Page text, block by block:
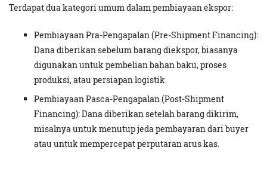
Terdapat dua kategori umum dalam pembiayaan ekspor:
Pembiayaan Pra-Pengapalan (Pre-Shipment Financing):
Dana diberikan sebelum barang diekspor, biasanya
digunakan untuk pembelian bahan baku, proses
produksi, atau persiapan logistik.
Pembiayaan Pasca-Pengapalan (Post-Shipment
Financing): Dana diberikan setelah barang dikirim,
misalnya untuk menutup jeda pembayaran dari buyer
atau untuk mempercepat perputaran arus kas.